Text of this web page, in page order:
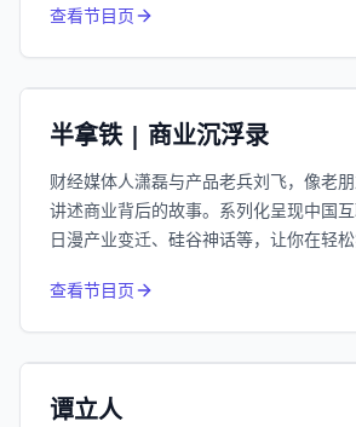
查看节目页
小宇宙 精选
半拿铁 | 商业沉浮录
财经媒体人潇磊与产品老兵刘飞，像老
讲述商业背后的故事。系列化呈现中国互
日漫产业变迁、硅谷神话等，让你在轻
查看节目页
小宇宙
谭立人